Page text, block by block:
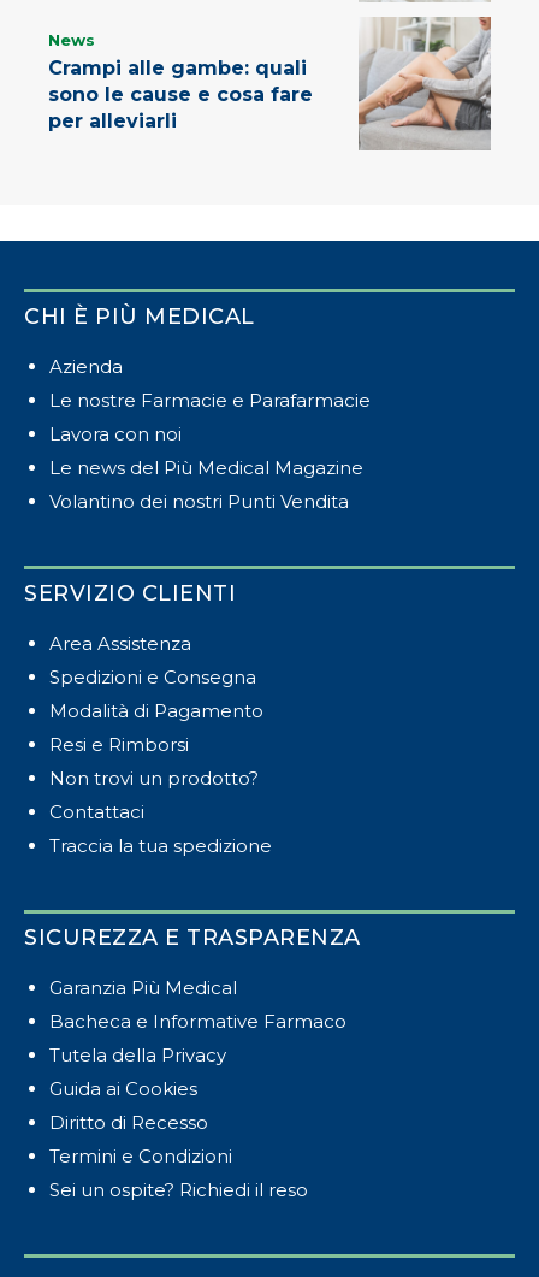
News
Crampi alle gambe: quali
sono le cause e cosa fare
per alleviarli
CHI È PIÙ MEDICAL
Azienda
Le nostre Farmacie e Parafarmacie
Lavora con noi
Le news del Più Medical Magazine
Volantino dei nostri Punti Vendita
SERVIZIO CLIENTI
Area Assistenza
Spedizioni e Consegna
Modalità di Pagamento
Resi e Rimborsi
Non trovi un prodotto?
Contattaci
Traccia la tua spedizione
SICUREZZA E TRASPARENZA
Garanzia Più Medical
Bacheca e Informative Farmaco
Tutela della Privacy
Guida ai Cookies
Diritto di Recesso
Termini e Condizioni
Sei un ospite? Richiedi il reso